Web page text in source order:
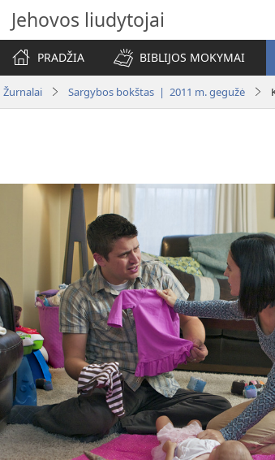
Jehovos liudytojai
PRADŽIA
BIBLIJOS MOKYMAI
Žurnalai Sargybos bokštas | 2011 m. gegužė